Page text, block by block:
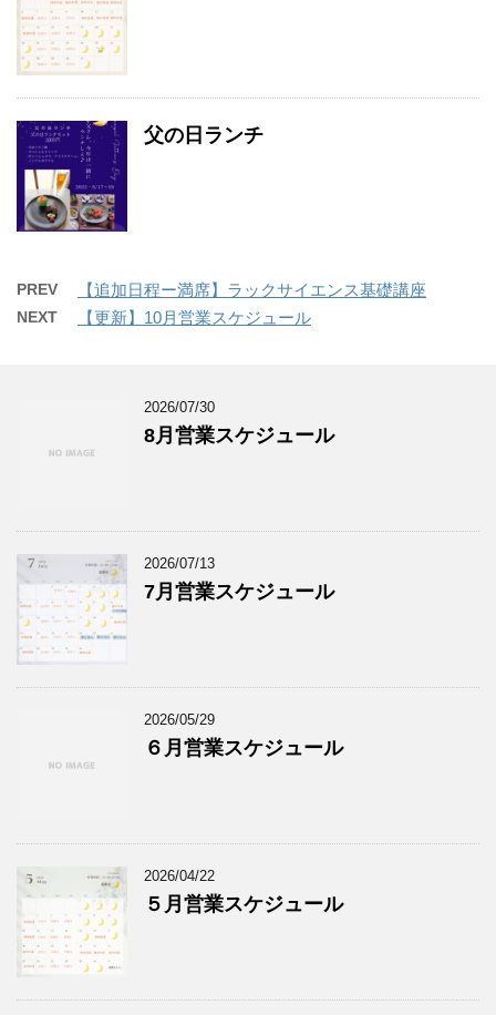
父の日ランチ
PREV 【追加日程ー満席】ラックサイエンス基礎講座
NEXT 【更新】10月営業スケジュール
2026/07/30
8月営業スケジュール
2026/07/13
7月営業スケジュール
2026/05/29
６月営業スケジュール
2026/04/22
５月営業スケジュール